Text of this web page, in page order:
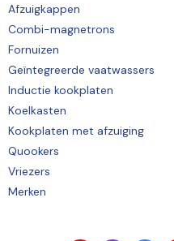
Afzuigkappen
Combi-magnetrons
Fornuizen
Geïntegreerde vaatwassers
Inductie kookplaten
Koelkasten
Kookplaten met afzuiging
Quookers
Vriezers
Merken